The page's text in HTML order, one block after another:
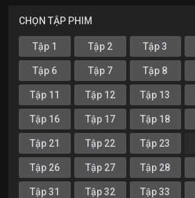
CHỌN TẬP PHIM
Tập 1 Tập 2 Tập 3
Tập 6 Tập 7 Tập 8
Tập 11 Tập 12 Tập 13
Tập 16 Tập 17 Tập 18
Tập 21 Tập 22 Tập 23
Tập 26 Tập 27 Tập 28
Tập 31 Tập 32 Tập 33